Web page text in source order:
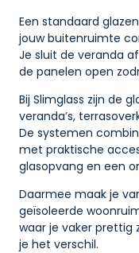
Een standaard
jouw buitenruimte
Je sluit de veranda
de panelen open
Bij Slimglass zijn de
veranda’s,
De systemen
met praktische
glasopvang en een
Daarmee maak je
geïsoleerde
waar je vaker prettig
je het verschil.